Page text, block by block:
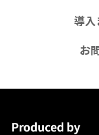
導
お